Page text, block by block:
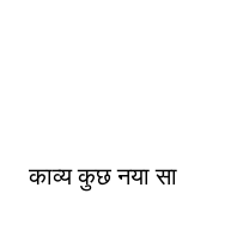
काव्य कुछ नया सा